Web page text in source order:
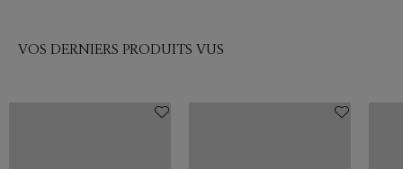
VOS DERNIERS PRODUITS VUS